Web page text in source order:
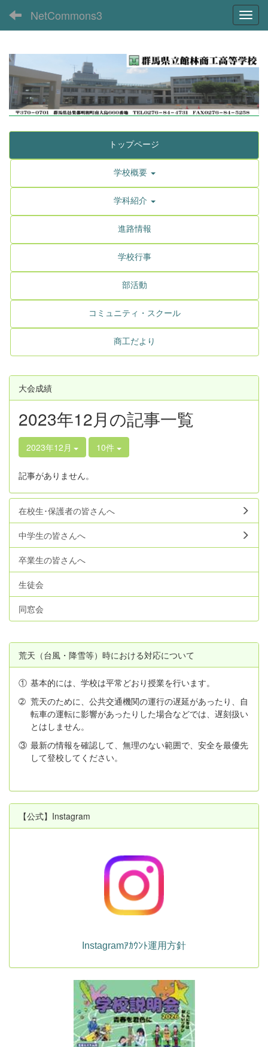
NetCommons3
トップページ
学校概要
学科紹介
進路情報
学校行事
部活動
コミュニティ・スクール
商工だより
大会成績
2023年12月の記事一覧
2023年12月 10件
記事がありません。
在校生･保護者の皆さんへ
中学生の皆さんへ
卒業生の皆さんへ
生徒会
同窓会
荒天（台風・降雪等）時における対応について
① 基本的には、学校は平常どおり授業を行います。
➁ 荒天のために、公共交通機関の運行の遅延があったり、自
転車の運転に影響があったりした場合などでは、遅刻扱い
とはしません。
③ 最新の情報を確認して、無理のない範囲で、安全を最優先
して登校してください。
【公式】Instagram
Instagramｱｶｳﾝﾄ運用方針